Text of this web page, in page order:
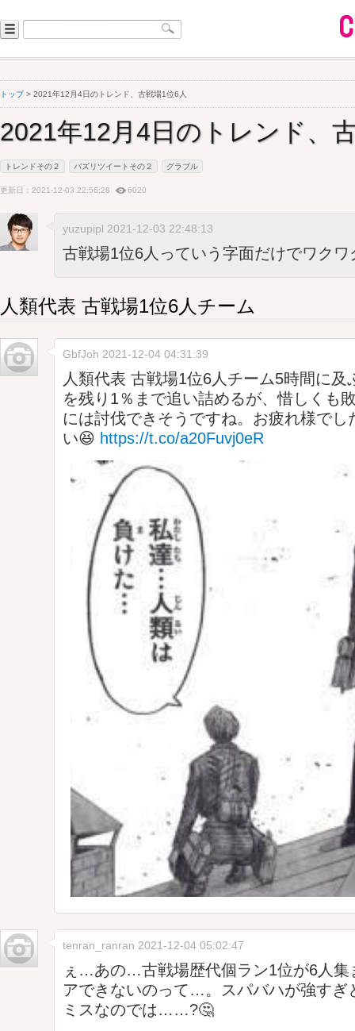
トップ> 2021年12月4日のトレンド、古戦場1位6人
2021年12月4日のトレンド、
トレンドその２ バズリツイートその２ グラブル
更新日：2021-12-03 22:56:28 6020
yuzupipl 2021-12-03 22:48:13
古戦場1位6人っていう字面だけでワクワ
人類代表 古戦場1位6人チーム
GbfJoh 2021-12-04 04:31:39
人類代表 古戦場1位6人チーム5時間に及
を残り1％まで追い詰めるが、惜しくも
には討伐できそうですね。お疲れ様で
い😆 https://t.co/a20Fuvj0eR
tenran_ranran 2021-12-04 05:02:47
ぇ…あの…古戦場歴代個ラン1位が6人集
アできないのって…。スパバハが強すぎ
ミスなのでは……?🤔